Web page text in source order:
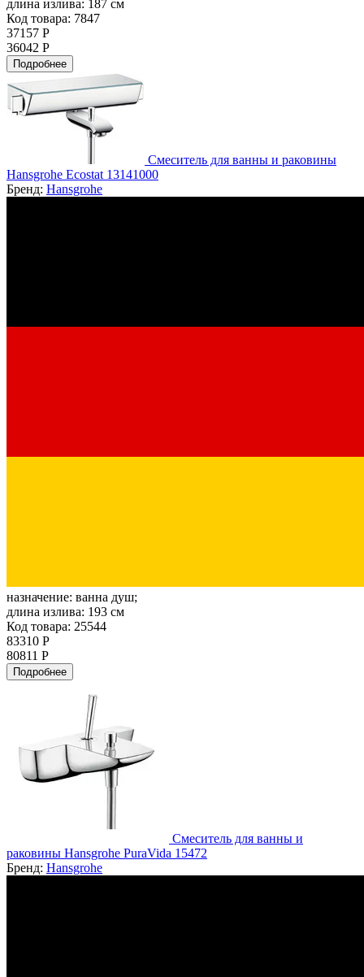
длина излива: 187 см
Код товара: 7847
37157 Р
36042 Р
Подробнее
Смеситель для ванны и раковины
Hansgrohe Ecostat 13141000
Бренд: Hansgrohe
назначение: ванна душ;
длина излива: 193 см
Код товара: 25544
83310 Р
80811 Р
Подробнее
Смеситель для ванны и
раковины Hansgrohe PuraVida 15472
Бренд: Hansgrohe